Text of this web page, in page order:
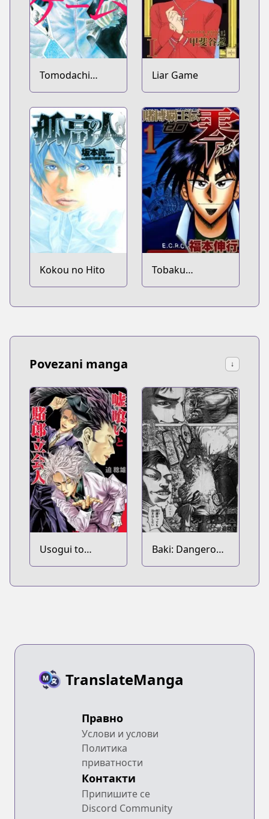
Tomodachi
Game
Liar Game
Kokou no Hito
Tobaku
Haouden Zero
Povezani manga ↓
Usogui to
Kakerou
Baki: Dangerous
Zone
TranslateManga
Правно
Услови и услови
Политика
приватности
Контакти
Припишите се
Discord Community